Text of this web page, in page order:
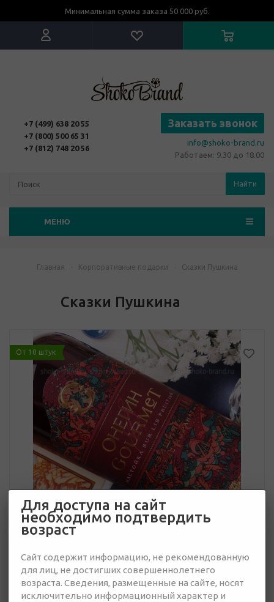
Минимальная сумма заказа 50 000 руб.
+7 (499) 638 20 55
+7 (800) 500 65 31
+7 (812) 748 20 56
Заказать звонок
info@shoko-brand.ru
Работаем: 9.30 до 18.00
Найти
МЕНЮ
Главная - Корпоративные подарки - Сказки Пушкина
Сказки Пушкина
От 10 штук
8 806 руб.
Для доступа на сайт
необходимо подтвердить
возраст
Сайт содержит информацию, не рекомендованную
для лиц, не достигших совершеннолетнего
возраста. Сведения, размещенные на сайте, носят
исключительно информационный характер и